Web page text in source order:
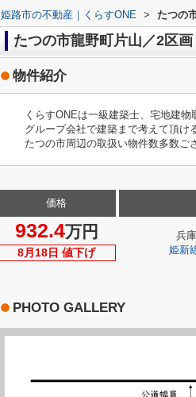
姫路市の不動産｜くらすONE > たつの
たつの市龍野町片山／2区
物件紹介
くらすONEは一級建築士、宅地建
グループ会社で建築まで考えて頂
たつの市周辺の取扱い物件数多数
価格
932.4万円
8月18日 値下げ
兵
姫新
PHOTO GALLERY